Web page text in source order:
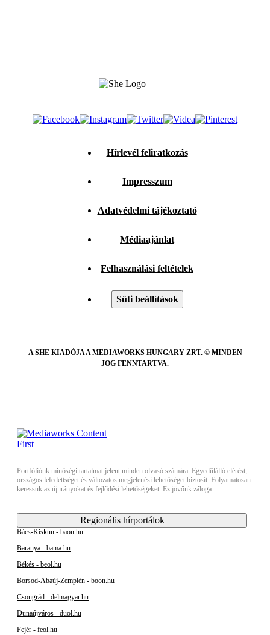
Hírlevél feliratkozás
Impresszum
Adatvédelmi tájékoztató
Médiaajánlat
Felhasználási feltételek
Süti beállítások
A SHE KIADÓJA A MEDIAWORKS HUNGARY ZRT. © MINDEN
JOG FENNTARTVA.
Portfóliónk minőségi tartalmat jelent minden olvasó számára. Egyedülálló elérést,
országos lefedettséget és változatos megjelenési lehetőséget biztosít. Folyamatosan
keressük az új irányokat és fejlődési lehetőségeket. Ez jövőnk záloga.
Regionális hírportálok
Bács-Kiskun - baon.hu
Baranya - bama.hu
Békés - beol.hu
Borsod-Abaúj-Zemplén - boon.hu
Csongrád - delmagyar.hu
Dunaújváros - duol.hu
Fejér - feol.hu